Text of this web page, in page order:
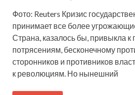
Фото: Reuters Кризис
принимает все более
Страна, казалось бы, привыкла к
потрясениям, бесконечному
сторонников и противников
к революциям. Но нынешний